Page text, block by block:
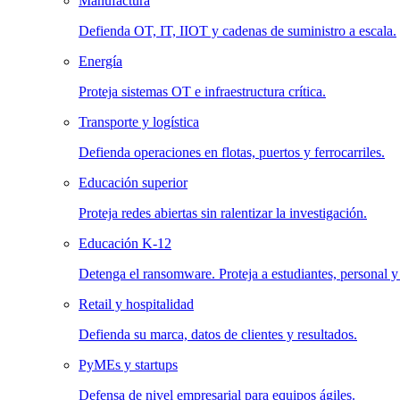
Defienda OT, IT, IIOT y cadenas de suministro a escala.
Energía
Proteja sistemas OT e infraestructura crítica.
Transporte y logística
Defienda operaciones en flotas, puertos y ferrocarriles.
Educación superior
Proteja redes abiertas sin ralentizar la investigación.
Educación K-12
Detenga el ransomware. Proteja a estudiantes, personal y
Retail y hospitalidad
Defienda su marca, datos de clientes y resultados.
PyMEs y startups
Defensa de nivel empresarial para equipos ágiles.